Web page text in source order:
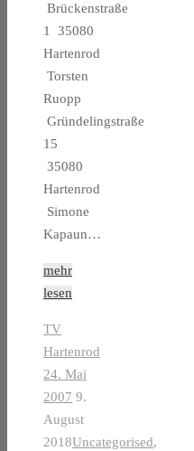
Brückenstraße
1 35080
Hartenrod
Torsten
Ruopp
Gründelingstraße
15
35080
Hartenrod
Simone
Kapaun…
mehr
lesen
TV
Hartenrod
24. Mai
2007 9.
August
2018Uncategorised,